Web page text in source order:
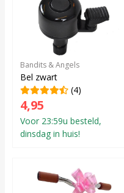
Bandits & Angels
Bel zwart
(4)
4,95
Voor 23:59u besteld,
dinsdag in huis!